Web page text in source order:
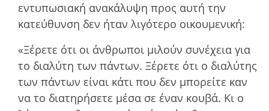
εντυπωσιακή ανακάλυψη προς αυτή την
κατεύθυνση δεν ήταν λιγότερο οικουµενική:
«Ξέρετε ότι οι άνθρωποι µιλούν συνέχεια για
το διαλύτη των πάντων. Ξέρετε ότι ο διαλύτης
των πάντων είναι κάτι που δεν µπορείτε καν
να το διατηρήσετε µέσα σε έναν κουβά. Κι ο